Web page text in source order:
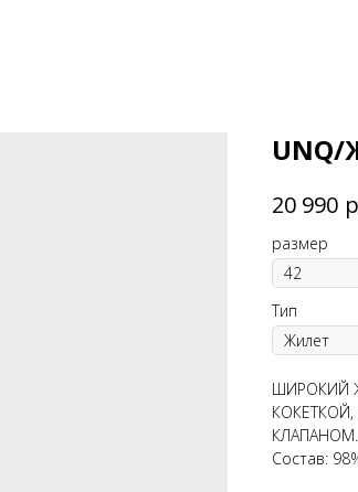
20 990
размер
Тип
ШИРОКИЙ
КЛАПАНОМ.
Состав: